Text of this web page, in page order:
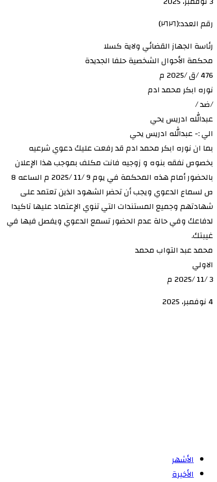
رقم العدد:(٢٦٢٦)
رئاسة الجهاز القضائي ولاية كسلا
محكمة الأحوال الشخصية حلفا الجديدة
476 /ق /2025 م
نوره ابكر محمد ادم
/ضد /
عبدالله ادريس يحي
الي :- عبدالله ادريس يحي
بما ان نوره ابكر محمد ادم قد رفعت عليك دعوي شرعيه
بخصوص نفقه بنوه و زوجيه فانت مكلف بموجب هذا الإعلان
بالحضور أمام هذه المحكمة في يوم 9 /11 /2025 م الساعه 8
ص لسماع الدعوي ويجب أن تحضر الشهود الذين تعتمد على
شهادتهم وجميع المستندات التي تنوي الإعتماد عليها تاكيدا
لدفاعك وفي حالة عدم الحضور تسمع الدعوي ويفصل فيها في
غيبتك.
محمد عبد التواب محمد
الاولي
3 /11 /2025 م
4 نوفمبر، 2025
الأشهر
الأخيرة